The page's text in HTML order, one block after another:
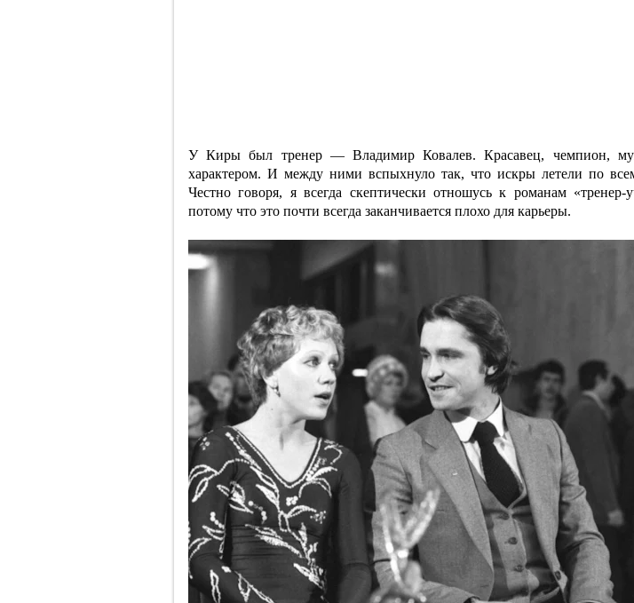
У Киры был тренер — Владимир Ковалев. Красавец, чемпион,
характером. И между ними вспыхнуло так, что искры летели по
Честно говоря, я всегда скептически отношусь к романам «тренер-
потому что это почти всегда заканчивается плохо для карьеры.